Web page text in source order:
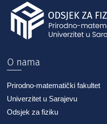
O nama
Prirodno-matematički fakultet
Univerzitet u Sarajevu
Odsjek za fiziku